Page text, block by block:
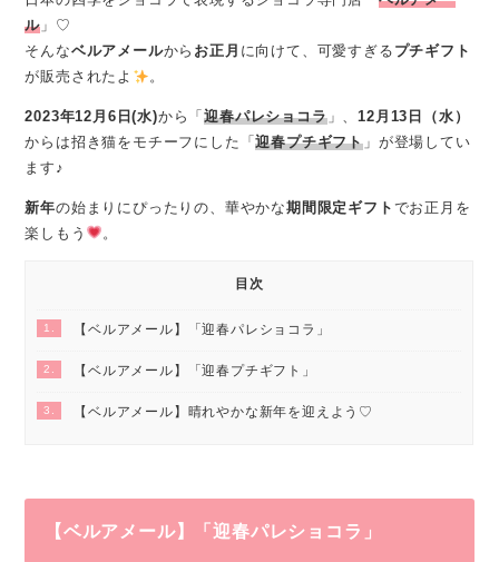
ル 」♡
そんなベルアメールから お正月 に向けて、可愛すぎる プチギフト
が販売されたよ
。
2023年12月6日(水)から「迎春パレショコラ」、12月13日（水）
からは招き猫をモチーフにした「迎春プチギフト 」が登場してい
ます♪
新年の始まりにぴったりの、華やかな期間限定ギフト でお正月を
楽しもう
。
目次
1. 【ベルアメール】「迎春パレショコラ」
2. 【ベルアメール】「迎春プチギフト」
3. 【ベルアメール】晴れやかな新年を迎えよう♡
【ベルアメール】「迎春パレショコラ」